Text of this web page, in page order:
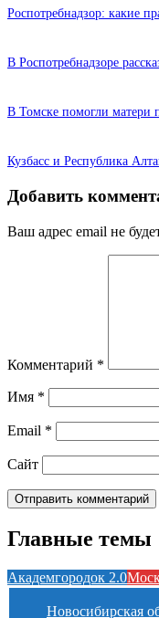
Роспотребнадзор: какие
В Роспотребнадзоре
В Томске помогли матери
Кузбасс и Республика
Добавить
Ваш адрес email не
Комментарий *
Имя *
Email *
Сайт
Главные темы
Академгородок 2.0
Новосибирская